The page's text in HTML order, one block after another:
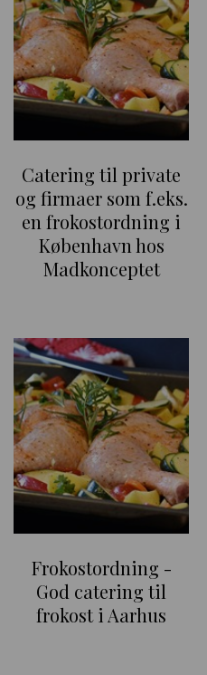
Catering til private
og firmaer som f.eks.
en frokostordning i
København hos
Madkonceptet
Frokostordning -
God catering til
frokost i Aarhus